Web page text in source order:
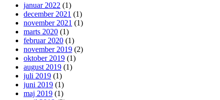
januar 2022 (1)
december 2021 (1)
november 2021 (1)
marts 2020 (1)
februar 2020 (1)
november 2019 (2)
oktober 2019 (1)
august 2019 (1)
juli 2019 (1)
juni 2019 (1)
maj 2019 (1)